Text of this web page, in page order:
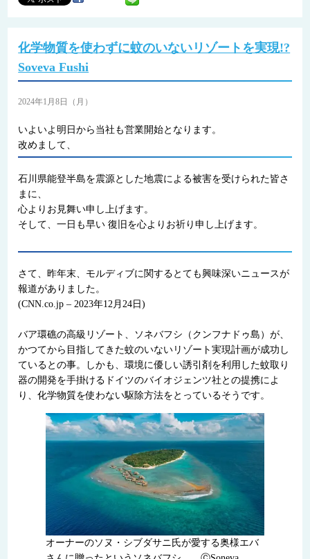
化学物質を使わずに蚊のいないリゾートを実現!?
Soveva Fushi
2024年1月8日（月）
いよいよ明日から当社も営業開始となります。
改めまして、
石川県能登半島を震源とした地震による被害を受けられた皆さ
まに、
心よりお見舞い申し上げます。
そして、一日も早い 復旧を心よりお祈り申し上げます。
さて、昨年末、モルディブに関するとても興味深いニュースが
報道がありました。
(CNN.co.jp – 2023年12月24日)
バア環礁の高級リゾート、ソネバフシ（クンフナドゥ島）が、
かつてから目指してきた蚊のいないリゾート実現計画が成功し
ているとの事。しかも、環境に優しい誘引剤を利用した蚊取り
器の開発を手掛けるドイツのバイオジェンツ社との提携によ
り、化学物質を使わない駆除方法をとっているそうです。
オーナーのソヌ・シブダサニ氏が愛する奥様エバ